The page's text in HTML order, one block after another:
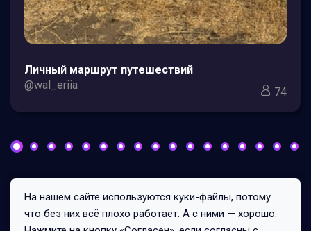
Личный маршрут путешествий
@wal_eriia
74
Все права защищены © 2026
На нашем сайте используются куки-файлы, потому
что без них всё плохо работает. А с ними — хорошо.